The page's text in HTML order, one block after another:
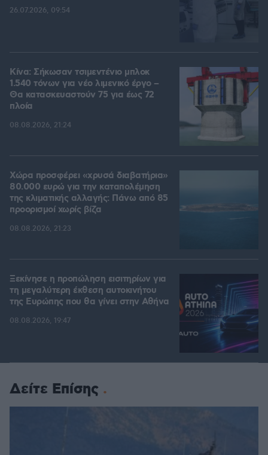
26.07.2026, 09:54
Κίνα: Σήκωσαν τσιμεντένιο μπλοκ
1.540 τόνων για νέο λιμενικό έργο –
Θα κατασκευαστούν 75 για έως 72
πλοία
08.08.2026, 21:24
Χώρα προσφέρει «χρυσά διαβατήρια»
80.000 ευρώ για την καταπολέμηση
της κλιματικής αλλαγής: Πάνω από 85
προορισμοί χωρίς βίζα
08.08.2026, 21:23
Ξεκίνησε η προπώληση εισιτηρίων για
τη μεγαλύτερη έκθεση αυτοκινήτου
της Ευρώπης που θα γίνει στην Αθήνα
08.08.2026, 19:47
Δείτε Επίσης